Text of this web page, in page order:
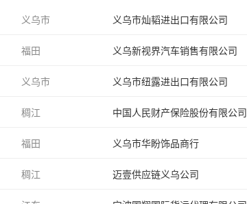
义乌市 义乌市灿韬进出口有限公司
福田 义乌新视界汽车销售有限公司
义乌市 义乌市纽露进出口有限公司
稠江 中国人民财产保险股份有限公司
福田 义乌市华盼饰品商行
稠江 迈壹供应链义乌公司